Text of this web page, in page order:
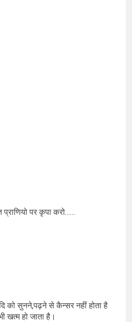
पर कृपा करो……
को सुनने,पढ़ने से कैन्सर नहीं होता है
खत्म हो जाता है।